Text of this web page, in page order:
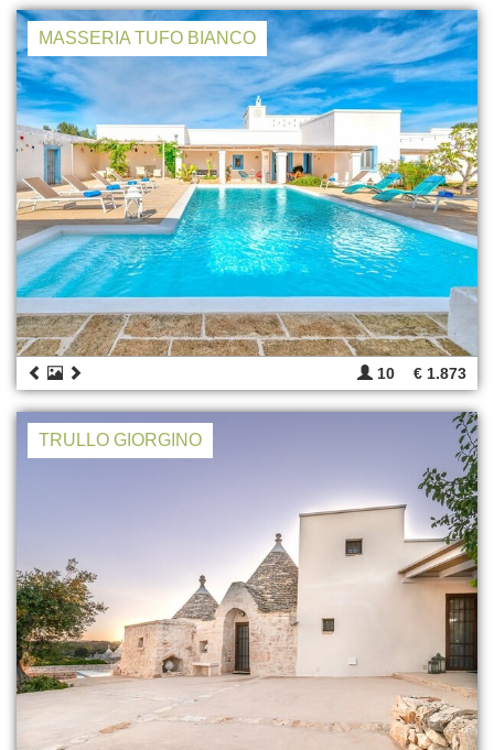
MASSERIA TUFO BIANCO
10 € 1.873
TRULLO GIORGINO